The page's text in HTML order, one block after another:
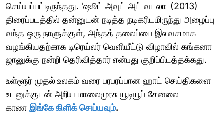
செய்யப்பட்டிருந்தது. 'ஷூட் அவுட் அட் வடலா' (2013)
திரைப்படத்தில் தன்னுடன் நடித்த நடிகரிடமிருந்து அழைப்பு
வந்த ஒரு நாளுக்குள், அந்தத் தலைப்பை இலவசமாக
வழங்கியதற்காக டிரெய்லர் வெளியீட்டு விழாவில் கங்கனா
ஜானுக்கு நன்றி தெரிவித்தார் என்பது குறிப்பிடத்தக்கது.
உள்ளூர் முதல் உலகம் வரை பரபரப்பான ஹாட் செய்திகளை
உடனுக்குடன் அறிய மாலைமுரசு யூடியூப் சேனலை
காண இங்கே கிளிக் செய்யவும்.